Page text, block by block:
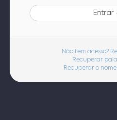
Entrar
Não tem acesso?
Recuperar
Recuperar o